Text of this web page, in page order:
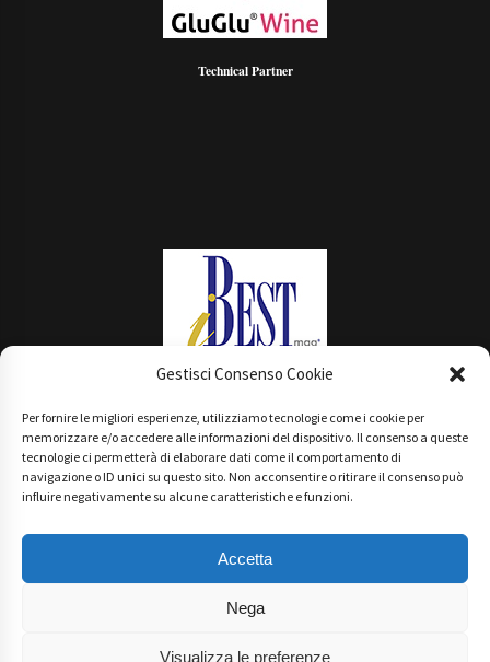
Gestisci Consenso Cookie
Per fornire le migliori esperienze, utilizziamo tecnologie come i cookie per
memorizzare e/o accedere alle informazioni del dispositivo. Il consenso a queste
tecnologie ci permetterà di elaborare dati come il comportamento di
navigazione o ID unici su questo sito. Non acconsentire o ritirare il consenso può
influire negativamente su alcune caratteristiche e funzioni.
Accetta
Nega
Visualizza le preferenze
Technical Partner
Main Partner